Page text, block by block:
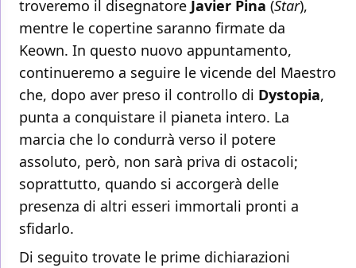
troveremo il disegnatore Javier Pina (Star),
mentre le copertine saranno firmate da
Keown. In questo nuovo appuntamento,
continueremo a seguire le vicende del Maestro
che, dopo aver preso il controllo di Dystopia,
punta a conquistare il pianeta intero. La
marcia che lo condurrà verso il potere
assoluto, però, non sarà priva di ostacoli;
soprattutto, quando si accorgerà delle
presenza di altri esseri immortali pronti a
sfidarlo.
Di seguito trovate le prime dichiarazioni